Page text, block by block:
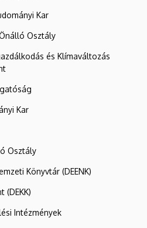
Kar
Osztály
és Klímaváltozás
Kar
Osztály
Könyvtár (DEENK)
(DEKK)
Intézmények